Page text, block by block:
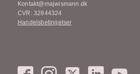
Kontakt@majwismann.dk
CVR: 32844324
Handelsbetingelser